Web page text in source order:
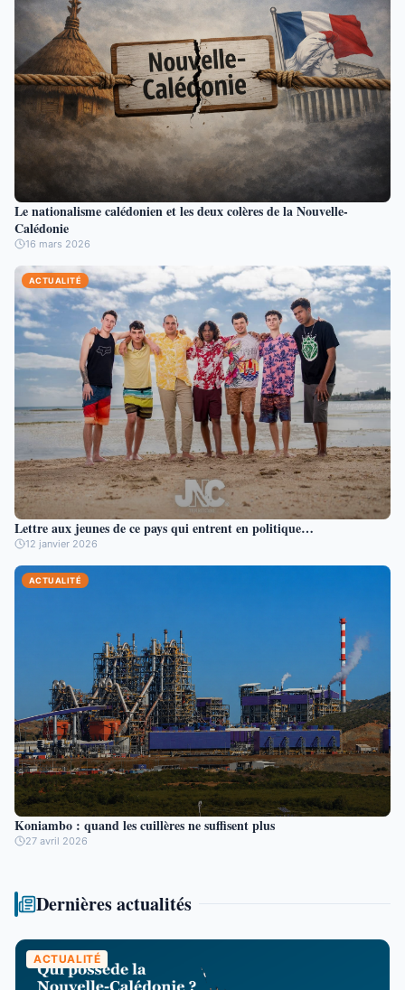
Le nationalisme calédonien et les deux colères de la Nouvelle-
Calédonie
16 mars 2026
ACTUALITÉ
Lettre aux jeunes de ce pays qui entrent en politique…
12 janvier 2026
ACTUALITÉ
Koniambo : quand les cuillères ne suffisent plus
27 avril 2026
Dernières actualités
ACTUALITÉ